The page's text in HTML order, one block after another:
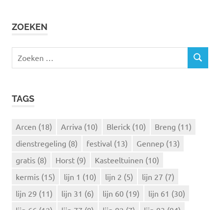
ZOEKEN
e
Z
TAGS
Arcen (18) Arriva (10) Blerick (10) Breng (11)
dienstregeling (8) festival (13) Gennep (13)
gratis (8) Horst (9) Kasteeltuinen (10)
kermis (15) lijn 1 (10) lijn 2 (5) lijn 27 (7)
lijn 29 (11) lijn 31 (6) lijn 60 (19) lijn 61 (30)